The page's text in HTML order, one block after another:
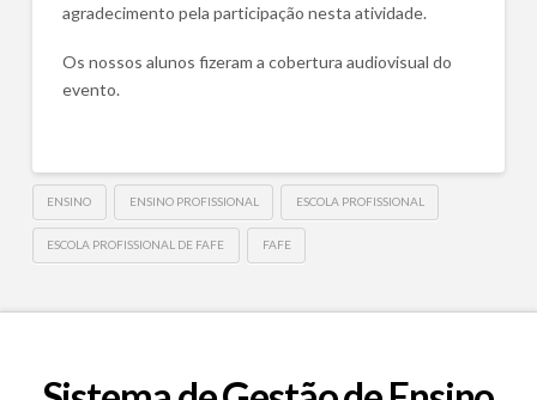
agradecimento pela participação nesta atividade.
Os nossos alunos fizeram a cobertura audiovisual do
evento.
ENSINO ENSINO PROFISSIONAL ESCOLA PROFISSIONAL
ESCOLA PROFISSIONAL DE FAFE FAFE